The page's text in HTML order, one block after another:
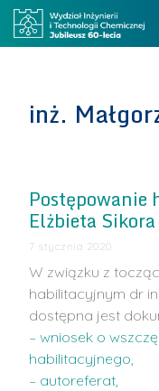
inż.
Postępowanie
Elżbieta Sikora
7 stycznia 2020
W związku z
habilitacyjnym dr
dostępna jest
– wniosek o
habilitacyjnego,
– autoreferat,